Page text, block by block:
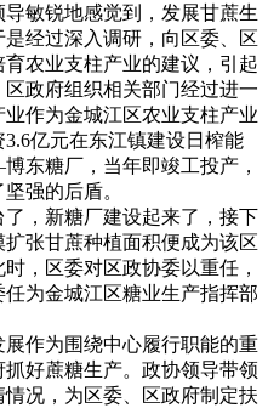
敏锐地感觉到，发展甘蔗生
经过深入调研，向区委、区
农业支柱产业的建议，引起
政府组织相关部门经过进一
作为金城江区农业支柱产业
亿元在东江镇建设日榨能
东糖厂，当年即竣工投产，
坚强的后盾。
，新糖厂建设起来了，接下
张甘蔗种植面积便成为该区
，区委对区政协委以重任，
为金城江区糖业生产指挥部
作为围绕中心履行职能的重
好蔗糖生产。政协领导带领
况，为区委、区政府制定扶